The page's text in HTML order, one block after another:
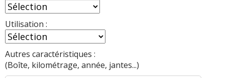
Utilisation :
Autres caractéristiques :
(Boîte, kilométrage, année, jantes...)